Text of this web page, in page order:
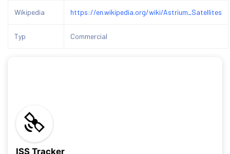
Wikipedia https://en.wikipedia.org/wiki/Astrium_Satellites
Typ Commercial
ISS Tracker